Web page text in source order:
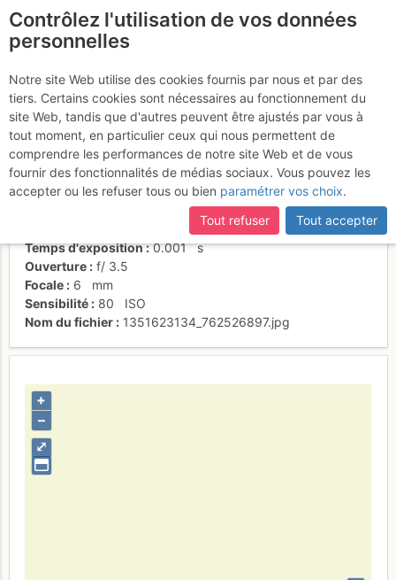
Vert et blanc
Activités
Date/heure
28 oct. 2012 11:57
Contributeur
foudeforet
individuel (CC by-nc-nd)
Canon PowerShot S95
Temps d'exposition
0.001 s
Ouverture
f/ 3.5
Focale
6
mm
Sensibilité
80
ISO
Nom du fichier
1351623134_762526897.jpg
⤢
+
–
Contrôlez l'utilisation de vos données
personnelles
Notre site Web utilise des cookies fournis par nous et par des
tiers. Certains cookies sont nécessaires au fonctionnement du
site Web, tandis que d'autres peuvent être ajustés par vous à
tout moment, en particulier ceux qui nous permettent de
comprendre les performances de notre site Web et de vous
fournir des fonctionnalités de médias sociaux. Vous pouvez les
accepter ou les refuser tous ou bien paramétrer vos choix.
Tout refuser
Tout accepter